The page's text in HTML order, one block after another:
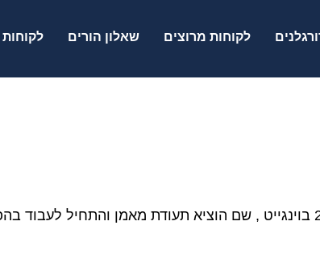
לקוחות מרוצים שאלון הורים
דוד אלמוג – מאמן כדורגל אישי שהתחיל את דרכו בשנת 2008 בוינגייט , שם הוציא